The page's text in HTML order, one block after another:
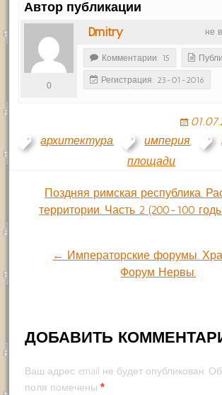
Автор публикации
не
Dmitry
0
Комментарии: 15
Регистрация: 23-01-2016
архитектура, империя,
площади
Навигация
записям
Поздняя римская республика.
территории. Часть 2 (200-100
← Императорские форумы.
Форум Нервы.
ДОБАВИТЬ
Ваш адрес email не будет опубликован.
поля помечены *